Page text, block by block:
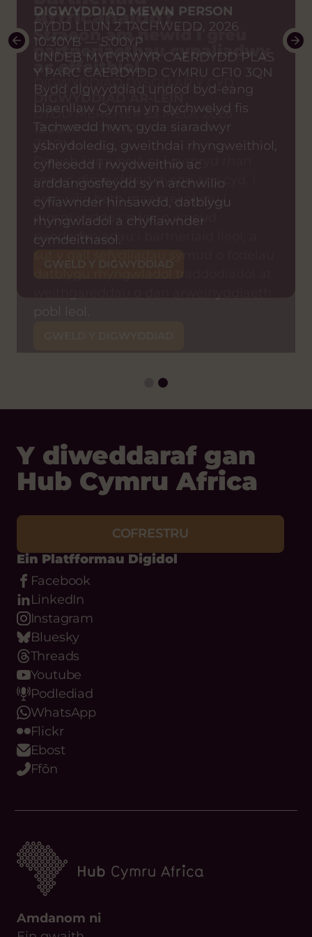
Affricanaidd?
Straeon am newid i greu
partneriaethau cynaliadwy
ac effeithiol.
DIGWYDDIAD DYSGU AR Y CYD
DIGWYDDIAD AR-LEIN
DYDD MERCHER 23 MEDI, 2026
12:00YP — 1:15YP
ZOOM
Dewch i ymuno â ni i gymryd rhan
mewn digwyddiad dysgu ar y cyd, i
archwilio beth mae'n ei olygu i
drosglwyddo'r pŵer o wneud
penderfyniadau i bartneriaid lleol, a
DIGWYDDIAD MEWN PERSON
DYDD LLUN 2 TACHWEDD, 2026
10:30YB — 5:00YP
UNDEB MYFYRWYR CAERDYDD PLAS
Y PARC CAERDYDD CYMRU CF10 3QN
Bydd digwyddiad undod byd-eang
blaenllaw Cymru yn dychwelyd fis
Tachwedd hwn, gyda siaradwyr
ysbrydoledig, gweithdai rhyngweithiol,
cyfleoedd i rwydweithio ac
arddangosfeydd sy'n archwilio
cyfiawnder hinsawdd, datblygu
rhyngwladol a chyfiawnder
cymdeithasol.
GWELD Y DIGWYDDIAD
COFRESTRU
Instagram
Bluesky
Threads
Youtube
Podlediad
WhatsApp
Flickr
Ebost
Ffôn
Amdanom ni
Ein gwaith
Cwrdd â’r tîm
Ein Hamcanion